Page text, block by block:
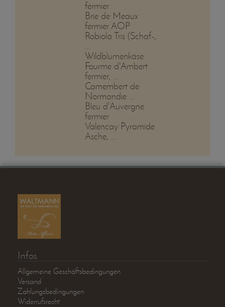
fermier
Brie de Meaux
fermier AOP
Robiola Tris (Schaf-,
...
Wildblumenkäse
Fourme d'Ambert
fermier, ...
Camembert de
Normandie ...
Bleu d'Auvergne
fermier
Valencay Pyramide
Asche, ...
Infos
Allgemeine Geschäftsbedingungen
Versand
Zahlungsbedingungen
Widerrufsrecht